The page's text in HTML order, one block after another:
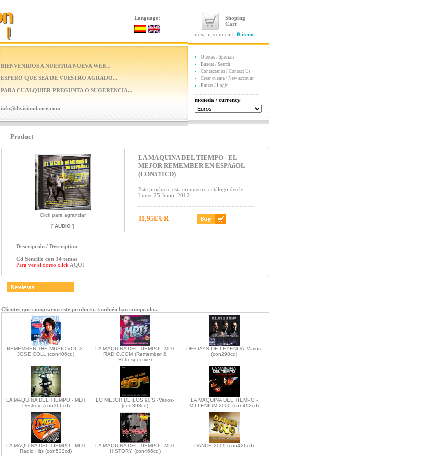
Language:
Shoping
Cart
now in your cart 0 items
BIENVENIDOS A NUESTRA NUEVA WEB...
ESPERO QUE SEA DE VUESTRO AGRADO...
PARA CUALQUIER PREGUNTA O SUGERENCIA...
info@divisiondance.com
Ofertas / Specials
Buscar / Search
Contactanos / Contact Us
Crear cuenta / New account
Entrar / Login
moneda / currency
Product
Click para agrandar
[ AUDIO ]
LA MAQUINA DEL TIEMPO - EL
MEJOR REMEMBER EN ESPAñOL
(CON511CD)
Este producto esta en nuestro catálogo desde
Lunes 25 Junio, 2012.
11,95EUR
Descripción / Description
Cd Sencillo con 34 temas
Para ver el dorso click AQUI
Clientes que compraron este producto, también han comprado...
REMEMBER THE MUSIC VOL 3 -
JOSE COLL (con406cd)
LA MAQUINA DEL TIEMPO - MDT
RADIO.COM (Remember &
Retrospective)
DEEJAYS DE LEYENDA -Varios-
(con298cd)
LA MAQUINA DEL TIEMPO - MDT
Destroy- (con366cd)
LO MEJOR DE LOS 90'S -Varios-
(con398cd)
LA MAQUINA DEL TIEMPO -
MILLENIUM 2000 (con492cd)
LA MAQUINA DEL TIEMPO - MDT
Radio Hits (con533cd)
LA MAQUINA DEL TIEMPO - MDT
HISTORY (con466cd)
DANCE 2009 (con426cd)